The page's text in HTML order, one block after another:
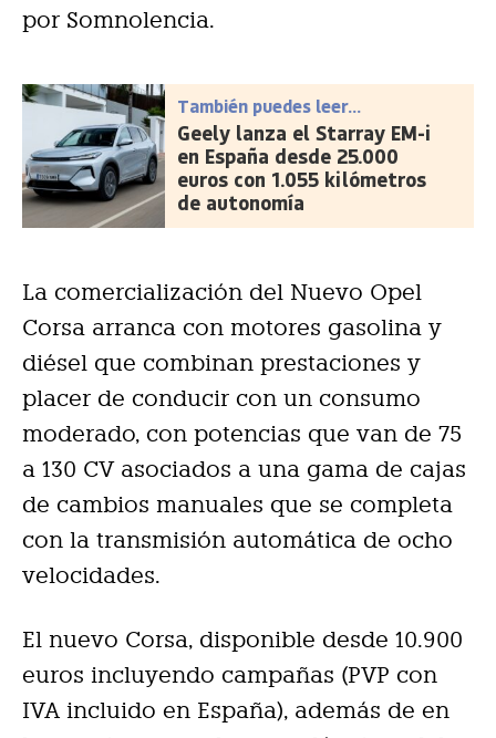
por Somnolencia.
También puedes leer...
Geely lanza el Starray EM-i
en España desde 25.000
euros con 1.055 kilómetros
de autonomía
La comercialización del Nuevo Opel
Corsa arranca con motores gasolina y
diésel que combinan prestaciones y
placer de conducir con un consumo
moderado, con potencias que van de 75
a 130 CV asociados a una gama de cajas
de cambios manuales que se completa
con la transmisión automática de ocho
velocidades.
El nuevo Corsa, disponible desde 10.900
euros incluyendo campañas (PVP con
IVA incluido en España), además de en